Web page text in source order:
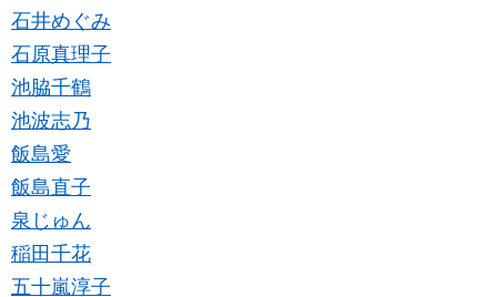
石井めぐみ
石原真理子
池脇千鶴
池波志乃
飯島愛
飯島直子
泉じゅん
稲田千花
五十嵐淳子